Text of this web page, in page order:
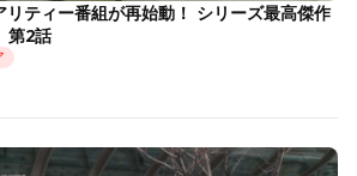
ティー番組が再始動！ シリーズ最高傑作
第2話